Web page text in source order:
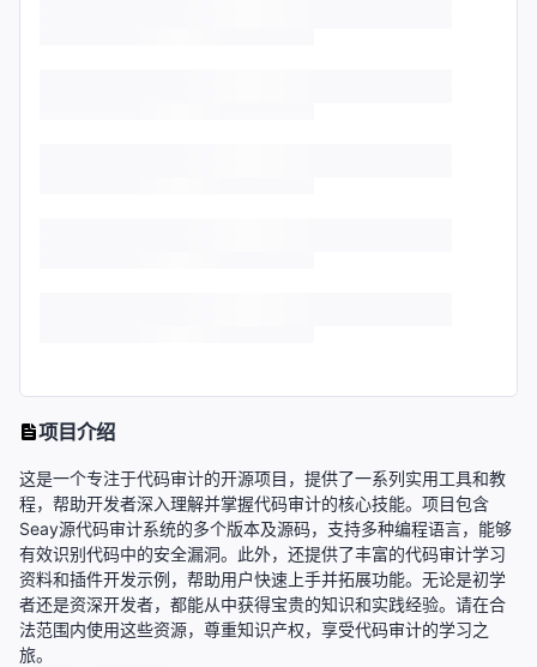
项目介绍
这是一个专注于代码审计的开源项目，提供了一系列实用工具和教
程，帮助开发者深入理解并掌握代码审计的核心技能。项目包含
Seay源代码审计系统的多个版本及源码，支持多种编程语言，能够
有效识别代码中的安全漏洞。此外，还提供了丰富的代码审计学习
资料和插件开发示例，帮助用户快速上手并拓展功能。无论是初学
者还是资深开发者，都能从中获得宝贵的知识和实践经验。请在合
法范围内使用这些资源，尊重知识产权，享受代码审计的学习之
旅。